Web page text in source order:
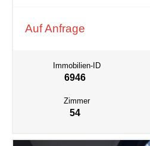
Auf Anfrage
Immobilien-ID
6946
Zimmer
54